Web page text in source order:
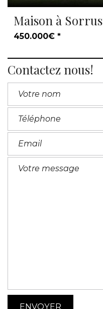
Maison à Sorrus
450.000€ *
Contactez nous!